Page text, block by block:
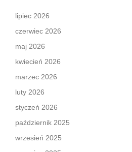
lipiec 2026
czerwiec 2026
maj 2026
kwiecień 2026
marzec 2026
luty 2026
styczeń 2026
październik 2025
wrzesień 2025